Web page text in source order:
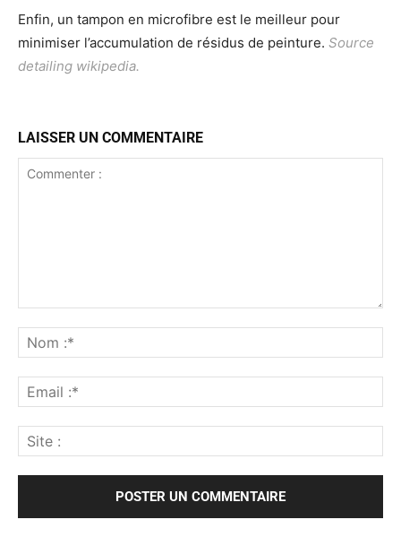
Enfin, un tampon en microfibre est le meilleur pour
minimiser l’accumulation de résidus de peinture. Source
detailing wikipedia.
LAISSER UN COMMENTAIRE